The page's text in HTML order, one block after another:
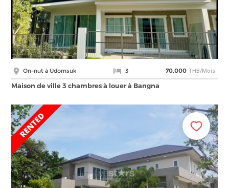
On-nut à Udomsuk 3 70,000 THB/Mois
Maison de ville 3 chambres à louer à Bangna